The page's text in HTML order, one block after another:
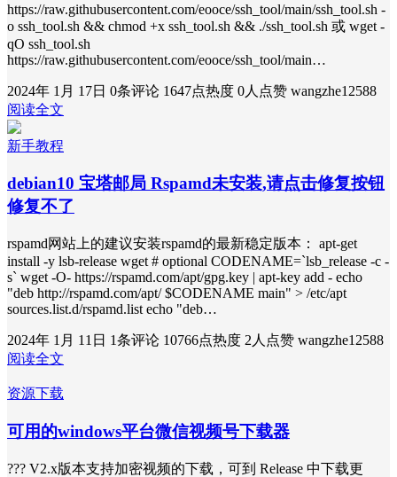
https://raw.githubusercontent.com/eooce/ssh_tool/main/ssh_tool.sh -
o ssh_tool.sh && chmod +x ssh_tool.sh && ./ssh_tool.sh 或 wget -
qO ssh_tool.sh
https://raw.githubusercontent.com/eooce/ssh_tool/main…
2024年 1月 17日 0条评论 1647点热度 0人点赞 wangzhe12588
阅读全文
新手教程
debian10 宝塔邮局 Rspamd未安装,请点击修复按钮
修复不了
rspamd网站上的建议安装rspamd的最新稳定版本： apt-get
install -y lsb-release wget # optional CODENAME=`lsb_release -c -
s` wget -O- https://rspamd.com/apt/gpg.key | apt-key add - echo
"deb http://rspamd.com/apt/ $CODENAME main" > /etc/apt
sources.list.d/rspamd.list echo "deb…
2024年 1月 11日 1条评论 10766点热度 2人点赞 wangzhe12588
阅读全文
资源下载
可用的windows平台微信视频号下载器
??? V2.x版本支持加密视频的下载，可到 Release 中下载更